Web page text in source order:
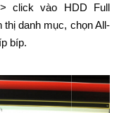
> click vào HDD Full
thị danh mục, chọn All-
bíp.